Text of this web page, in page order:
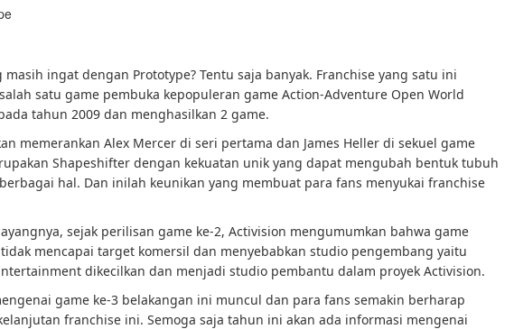
masih ingat dengan Prototype? Tentu saja banyak. Franchise yang satu ini
satu game pembuka kepopuleran game Action-Adventure Open World
tahun 2009 dan menghasilkan 2 game.
memerankan Alex Mercer di seri pertama dan James Heller di sekuel game
Shapeshifter dengan kekuatan unik yang dapat mengubah bentuk tubuh
hal. Dan inilah keunikan yang membuat para fans menyukai franchise
sejak perilisan game ke-2, Activision mengumumkan bahwa game
mencapai target komersil dan menyebabkan studio pengembang yaitu
dikecilkan dan menjadi studio pembantu dalam proyek Activision.
game ke-3 belakangan ini muncul dan para fans semakin berharap
franchise ini. Semoga saja tahun ini akan ada informasi mengenai